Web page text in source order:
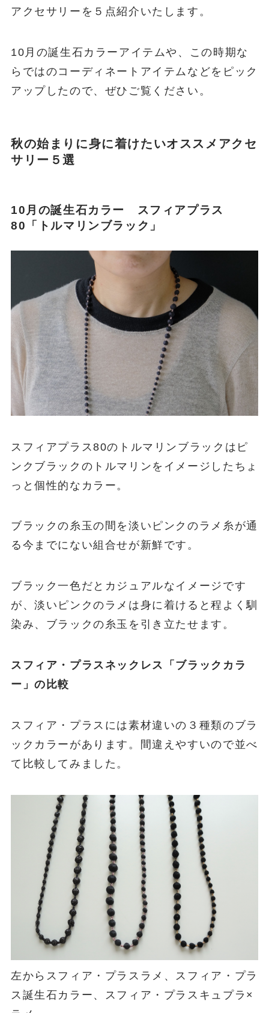
アクセサリーを５点紹介いたします。
10月の誕生石カラーアイテムや、この時期な
らではのコーディネートアイテムなどをピック
アップしたので、ぜひご覧ください。
秋の始まりに身に着けたいオススメアクセ
サリー５選
10月の誕生石カラー スフィアプラス
80「トルマリンブラック」
スフィアプラス80のトルマリンブラックはピ
ンクブラックのトルマリンをイメージしたちょ
っと個性的なカラー。
ブラックの糸玉の間を淡いピンクのラメ糸が通
る今までにない組合せが新鮮です。
ブラック一色だとカジュアルなイメージです
が、淡いピンクのラメは身に着けると程よく馴
染み、ブラックの糸玉を引き立たせます。
スフィア・プラスネックレス「ブラックカラ
ー」の比較
スフィア・プラスには素材違いの３種類のブラ
ックカラーがあります。間違えやすいので並べ
て比較してみました。
左からスフィア・プラスラメ、スフィア・プラ
ス誕生石カラー、スフィア・プラスキュプラ×